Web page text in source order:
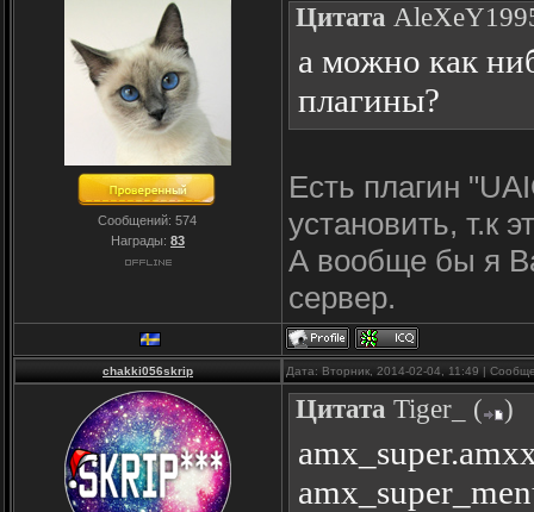
Сообщений:574
Награды: 83
Цитата
а можно как
плагины?
Есть плагин
установить, т.к
А вообще бы я
сервер.
chakki056skrip Дата: Вторник, 2014-02-04, 11:49 |
Цитата Tiger_ ( )